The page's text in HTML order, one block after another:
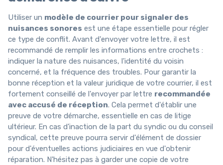
Utiliser un modèle de courrier pour signaler des
nuisances sonores est une étape essentielle pour régler
ce type de conflit. Avant d'envoyer votre lettre, il est
recommandé de remplir les informations entre crochets :
indiquer la nature des nuisances, l'identité du voisin
concerné, et la fréquence des troubles. Pour garantir la
bonne réception et la valeur juridique de votre courrier, il est
fortement conseillé de l'envoyer par lettre recommandée
avec accusé de réception. Cela permet d'établir une
preuve de votre démarche, essentielle en cas de litige
ultérieur. En cas d'inaction de la part du syndic ou du conseil
syndical, cette preuve pourra servir d'élément de dossier
pour d'éventuelles actions judiciaires en vue d'obtenir
réparation. N'hésitez pas à garder une copie de votre